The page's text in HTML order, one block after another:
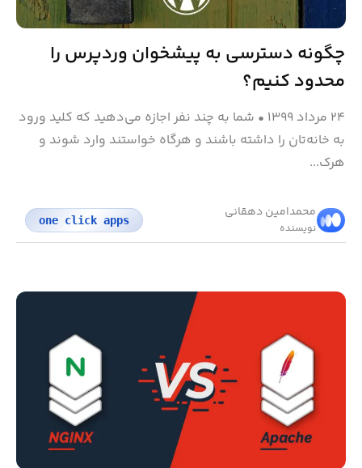
چگونه دسترسی به پیشخوان وردپرس را
محدود کنیم؟
۲۴ مرداد ۱۳۹۹ • شما به چند نفر اجازه می‌دهید که کلید ورود
به خانه‌تان را داشته باشند و هرگاه خواستند وارد شوند و
هرک...
محمد‌امین دهقانی
نویسنده
one click apps